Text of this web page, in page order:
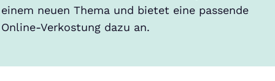
einem neuen Thema und bietet eine passende
Online-Verkostung dazu an.